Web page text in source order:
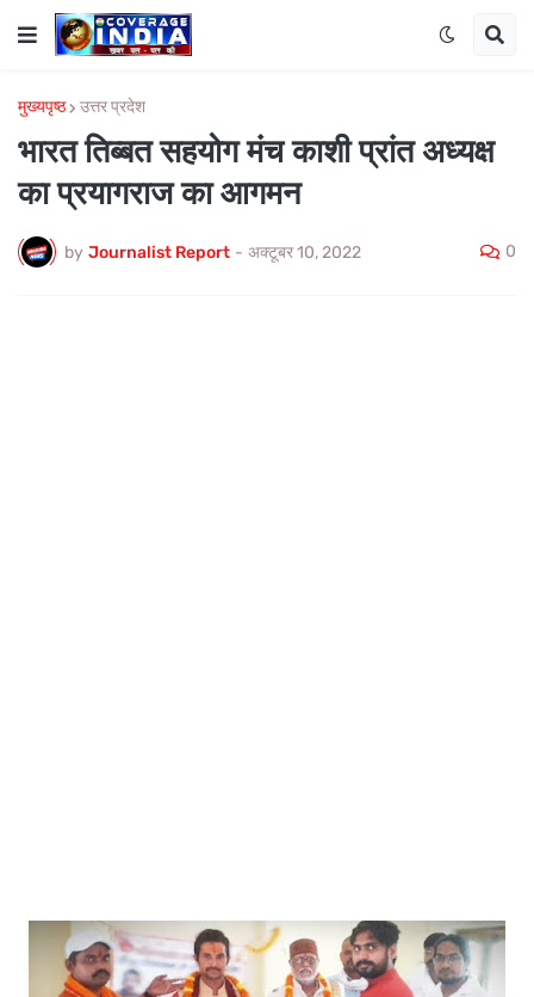
मुख्यपृष्ठ उत्तर प्रदेश
भारत तिब्बत सहयोग मंच काशी प्रांत अध्यक्ष
का प्रयागराज का आगमन
by Journalist Report - अक्टूबर 10, 2022 0